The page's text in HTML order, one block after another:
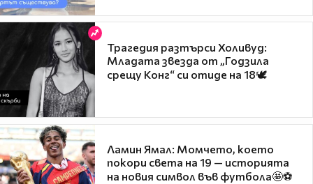
Трагедия разтърси Холивуд:
Младата звезда от „Годзила
срещу Конг“ си отиде на 18🕊️
Ламин Ямал: Момчето, което
покори света на 19 — историята
на новия символ във футбола🤩⚽